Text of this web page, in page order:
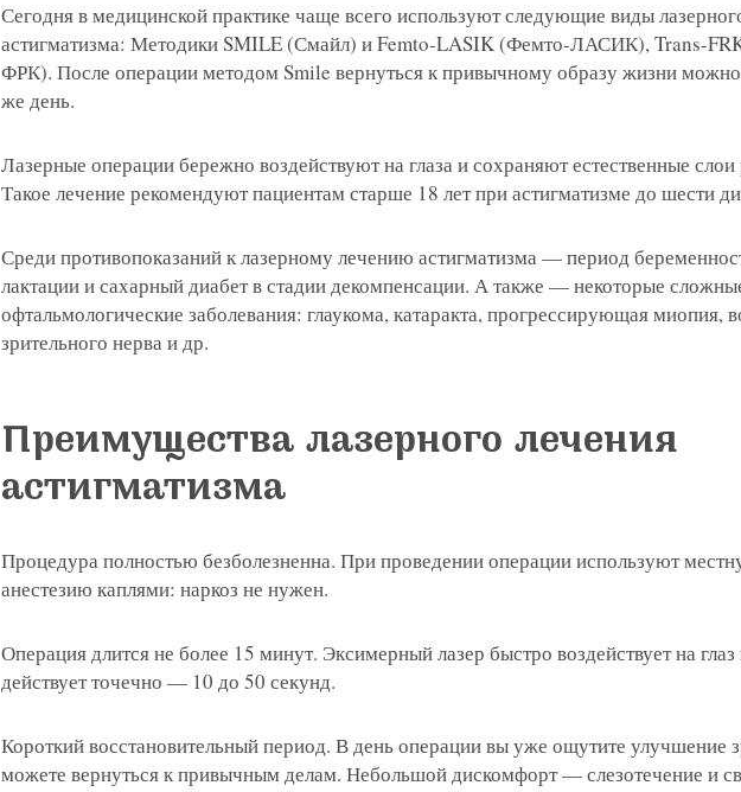
Сегодня в медицинской практике чаще всего используют следующие виды
астигматизма: Методики SMILE (Смайл) и Femto-LASIK (Фемто-ЛАСИК), Trans-
ФРК). После операции методом Smile вернуться к привычному образу жизни
же день.
Лазерные операции бережно воздействуют на глаза и сохраняют естественные
Такое лечение рекомендуют пациентам старше 18 лет при астигматизме до шести
Среди противопоказаний к лазерному лечению астигматизма — период
лактации и сахарный диабет в стадии декомпенсации. А также — некоторые
офтальмологические заболевания: глаукома, катаракта, прогрессирующая миопия,
зрительного нерва и др.
Преимущества лазерного лечения
астигматизма
Процедура полностью безболезненна. При проведении операции используют
анестезию каплями: наркоз не нужен.
Операция длится не более 15 минут. Эксимерный лазер быстро воздействует на глаз
действует точечно — 10 до 50 секунд.
Короткий восстановительный период. В день операции вы уже ощутите улучшение
можете вернуться к привычным делам. Небольшой дискомфорт — слезотечение и